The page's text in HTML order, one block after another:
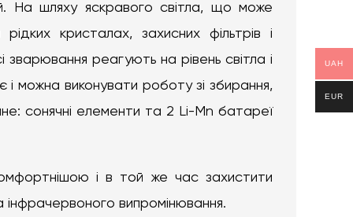
На шляху яскравого світла, що може
кристалах, захисних фільтрів і
зварювання реагують на рівень світла і
можна виконувати роботу зі збирання,
сонячні елементи та 2 Li-Mn батареї
і в той же час захистити
інфрачервоного випромінювання.
UAH
EUR